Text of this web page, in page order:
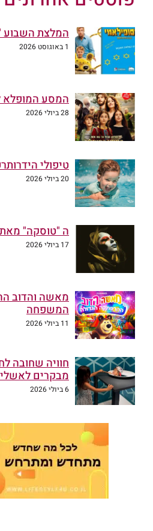
המלצת השבוע
1 באוגוסט 2026
המסע
28 ביולי 2026
טיפולי
20 ביולי 2026
ה "טוסקה" מאת
17 ביולי 2026
מאשה והדוב
המשפחה
11 ביולי 2026
חוויה שחובה
מבקרים
6 ביולי 2026